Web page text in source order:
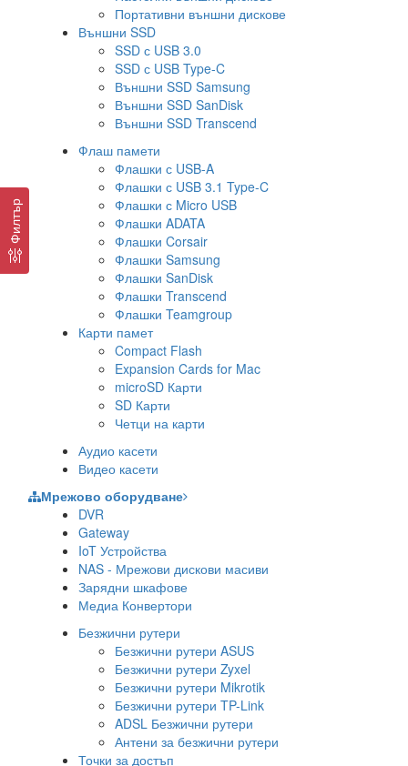
Портативни външни дискове
Външни SSD
SSD с USB 3.0
SSD с USB Type-C
Външни SSD Samsung
Външни SSD SanDisk
Външни SSD Transcend
Флаш памети
Флашки с USB-A
Флашки с USB 3.1 Type-C
Флашки с Micro USB
Флашки ADATA
Флашки Corsair
Флашки Samsung
Флашки SanDisk
Флашки Transcend
Флашки Teamgroup
Карти памет
Compact Flash
Expansion Cards for Mac
microSD Карти
SD Карти
Четци на карти
Аудио касети
Видео касети
Мрежово оборудване
DVR
Gateway
IoT Устройства
NAS - Мрежови дискови масиви
Зарядни шкафове
Медиа Конвертори
Безжични рутери
Безжични рутери ASUS
Безжични рутери Zyxel
Безжични рутери Mikrotik
Безжични рутери TP-Link
ADSL Безжични рутери
Антени за безжични рутери
Точки за достъп
Филтър